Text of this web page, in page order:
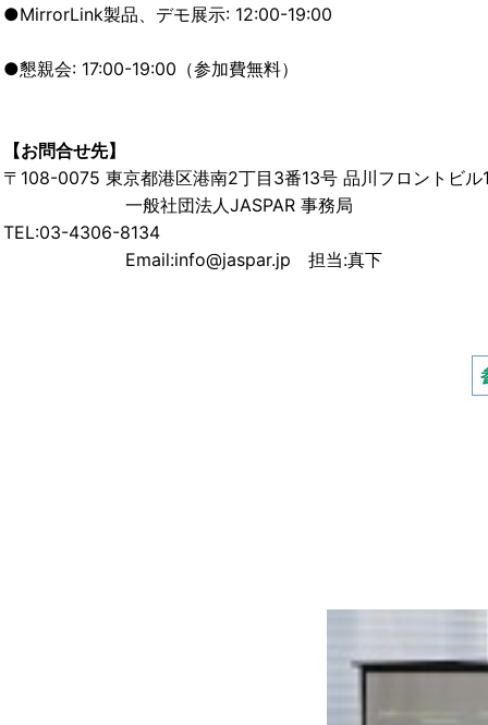
●MirrorLink製品、デモ展示: 12:00-19:00
●懇親会: 17:00-19:00（参加費無料）
【お問合せ先】
〒108-0075 東京都港区港南2丁目3番13号 品川フロントビル
一般社団法人JASPAR 事務局
TEL:03-4306-8134
Email:info@jaspar.jp 担当:真下